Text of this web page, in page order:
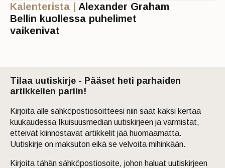
Kalenterista | Alexander Graham
Bellin kuollessa puhelimet
vaikenivat
Tilaa uutiskirje - Pääset heti parhaiden
artikkelien pariin!
Kirjoita alle sähköpostiosoitteesi niin saat kaksi kertaa
kuukaudessa Ikuisuusmedian uutiskirjeen ja varmistat,
etteivät kiinnostavat artikkelit jää huomaamatta.
Uutiskirje on maksuton eikä se velvoita mihinkään.
Kirjoita tähän sähköpostiosoite, johon haluat uutiskirjeen